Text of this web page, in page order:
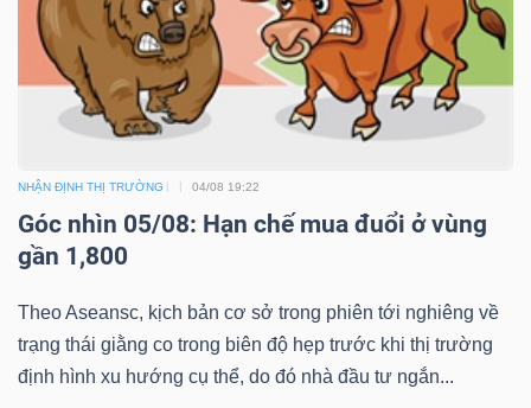
NHẬN ĐỊNH THỊ TRƯỜNG 04/08 19:22
Góc nhìn 05/08: Hạn chế mua đuổi ở vùng
gần 1,800
Theo Aseansc, kịch bản cơ sở trong phiên tới nghiêng về
trạng thái giằng co trong biên độ hẹp trước khi thị trường
định hình xu hướng cụ thể, do đó nhà đầu tư ngắn...